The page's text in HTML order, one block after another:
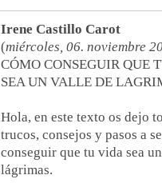
Irene Castillo Carot
(miércoles, 06. noviembre
CÓMO CONSEGUIR QUE
SEA UN VALLE DE
Hola, en este texto os dejo
trucos, consejos y pasos a
conseguir que tu vida sea
lágrimas.